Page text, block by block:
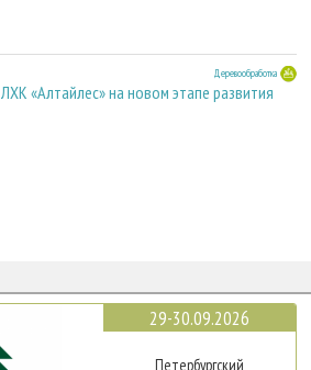
Деревообработка
ЛХК «Алтайлес» на новом этапе развития
29-30.09.2026
Петербургский